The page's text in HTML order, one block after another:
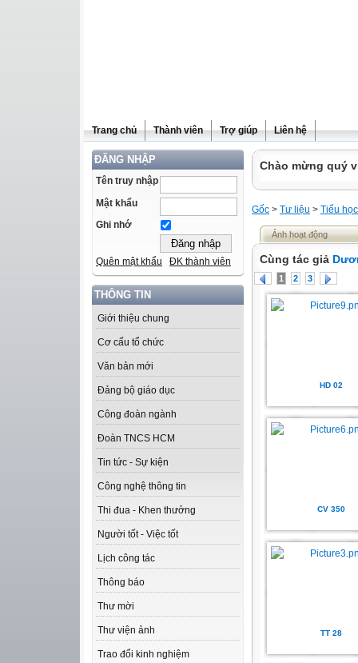
Trang chủ Thành viên Trợ giúp Liên hệ
ĐĂNG NHẬP
Tên truy nhập
Mật khẩu
Ghi nhớ
Quên mật khẩu ĐK thành viên
THÔNG TIN
Giới thiệu chung
Cơ cấu tổ chức
Văn bản mới
Đảng bộ giáo dục
Công đoàn ngành
Đoàn TNCS HCM
Tin tức - Sự kiện
Công nghệ thông tin
Thi đua - Khen thưởng
Người tốt - Việc tốt
Lịch công tác
Thông báo
Thư mời
Thư viện ảnh
Trao đổi kinh nghiệm
Chào mừng quý
Gốc > Tư liệu > Tiểu học
Ảnh hoạt động
Cùng tác giả
1 2 3
HD 02
CV 350
TT 28